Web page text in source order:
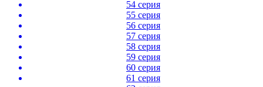
54 серия
55 серия
56 серия
57 серия
58 серия
59 серия
60 серия
61 серия